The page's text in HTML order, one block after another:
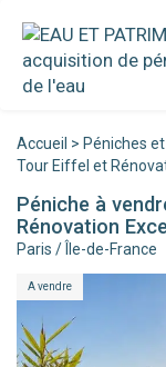
Accueil > Péniches
Tour Eiffel et
Péniche à
Rénovation
Paris / Île-de-France
A vendre